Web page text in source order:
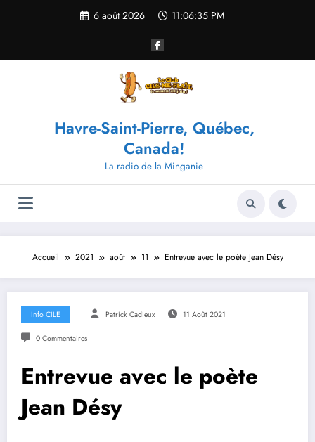
6 août 2026 11:06:35 PM
Havre-Saint-Pierre, Québec,
Canada!
La radio de la Minganie
Accueil 2021 août 11 Entrevue avec le poète Jean Désy
Info CILE Patrick Cadieux 11 Août 2021
0 Commentaires
Entrevue avec le poète
Jean Désy